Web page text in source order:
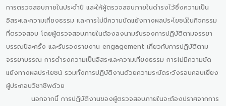
การตรวจสอบภายในประจำปี และให้ผู้ตรวจสอบภายในดำรงไว้ซึ่งความเป็น
อิสระและความเที่ยงธรรม และการไม่มีความขัดแย้งทางผลประโยชน์ในกิจกรรม
ที่ตรวจสอบ โดยผู้ตรวจสอบภายในต้องลงนามรับรองการปฏิบัติตามจรรยา
บรรณปีละครั้ง และรับรองรายงาน engagement เกี่ยวกับการปฏิบัติตาม
จรรยาบรรณ การดำรงความเป็นอิสระและความเที่ยงธรรม การไม่มีความขัด
แย้งทางผลประโยชน์ รวมทั้งการปฏิบัติงานด้วยความระมัดระวังรอบคอบเยี่ยง
ผู้ประกอบวิชาชีพด้วย
นอกจากนี้ การปฏิบัติงานของผู้ตรวจสอบภายในจะต้องปราศจากการ